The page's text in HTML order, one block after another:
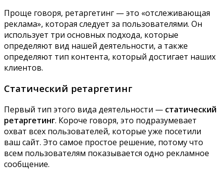
Проще говоря, ретаргетинг — это «отслеживающая
реклама», которая следует за пользователями. Он
использует три основных подхода, которые
определяют вид нашей деятельности, а также
определяют тип контента, который достигает наших
клиентов.
Статический ретаргетинг
Первый тип этого вида деятельности — статический
ретаргетинг. Короче говоря, это подразумевает
охват всех пользователей, которые уже посетили
ваш сайт. Это самое простое решение, потому что
всем пользователям показывается одно рекламное
сообщение.